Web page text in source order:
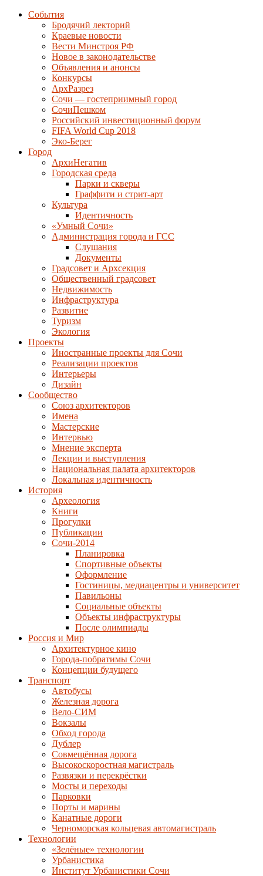
События
Бродячий лекторий
Краевые новости
Вести Минстроя РФ
Новое в законодательстве
Объявления и анонсы
Конкурсы
АрхРазрез
Сочи — гостеприимный город
СочиПешком
Российский инвестиционный форум
FIFA World Cup 2018
Эко-Берег
Город
АрхиНегатив
Городская среда
Парки и скверы
Граффити и стрит-арт
Культура
Идентичность
«Умный Сочи»
Администрация города и ГСС
Слушания
Документы
Градсовет и Архсекция
Общественный градсовет
Недвижимость
Инфраструктура
Развитие
Туризм
Экология
Проекты
Иностранные проекты для Сочи
Реализации проектов
Интерьеры
Дизайн
Сообщество
Союз архитекторов
Имена
Мастерские
Интервью
Мнение эксперта
Лекции и выступления
Национальная палата архитекторов
Локальная идентичность
История
Археология
Книги
Прогулки
Публикации
Сочи-2014
Планировка
Спортивные объекты
Оформление
Гостиницы, медиацентры и университет
Павильоны
Социальные объекты
Объекты инфраструктуры
После олимпиады
Россия и Мир
Архитектурное кино
Города-побратимы Сочи
Концепции будущего
Транспорт
Автобусы
Железная дорога
Вело-СИМ
Вокзалы
Обход города
Дублер
Совмещённая дорога
Высокоскоростная магистраль
Развязки и перекрёстки
Мосты и переходы
Парковки
Порты и марины
Канатные дороги
Черноморская кольцевая автомагистраль
Технологии
«Зелёные» технологии
Урбанистика
Институт Урбанистики Сочи